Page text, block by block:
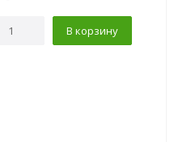
В корзину